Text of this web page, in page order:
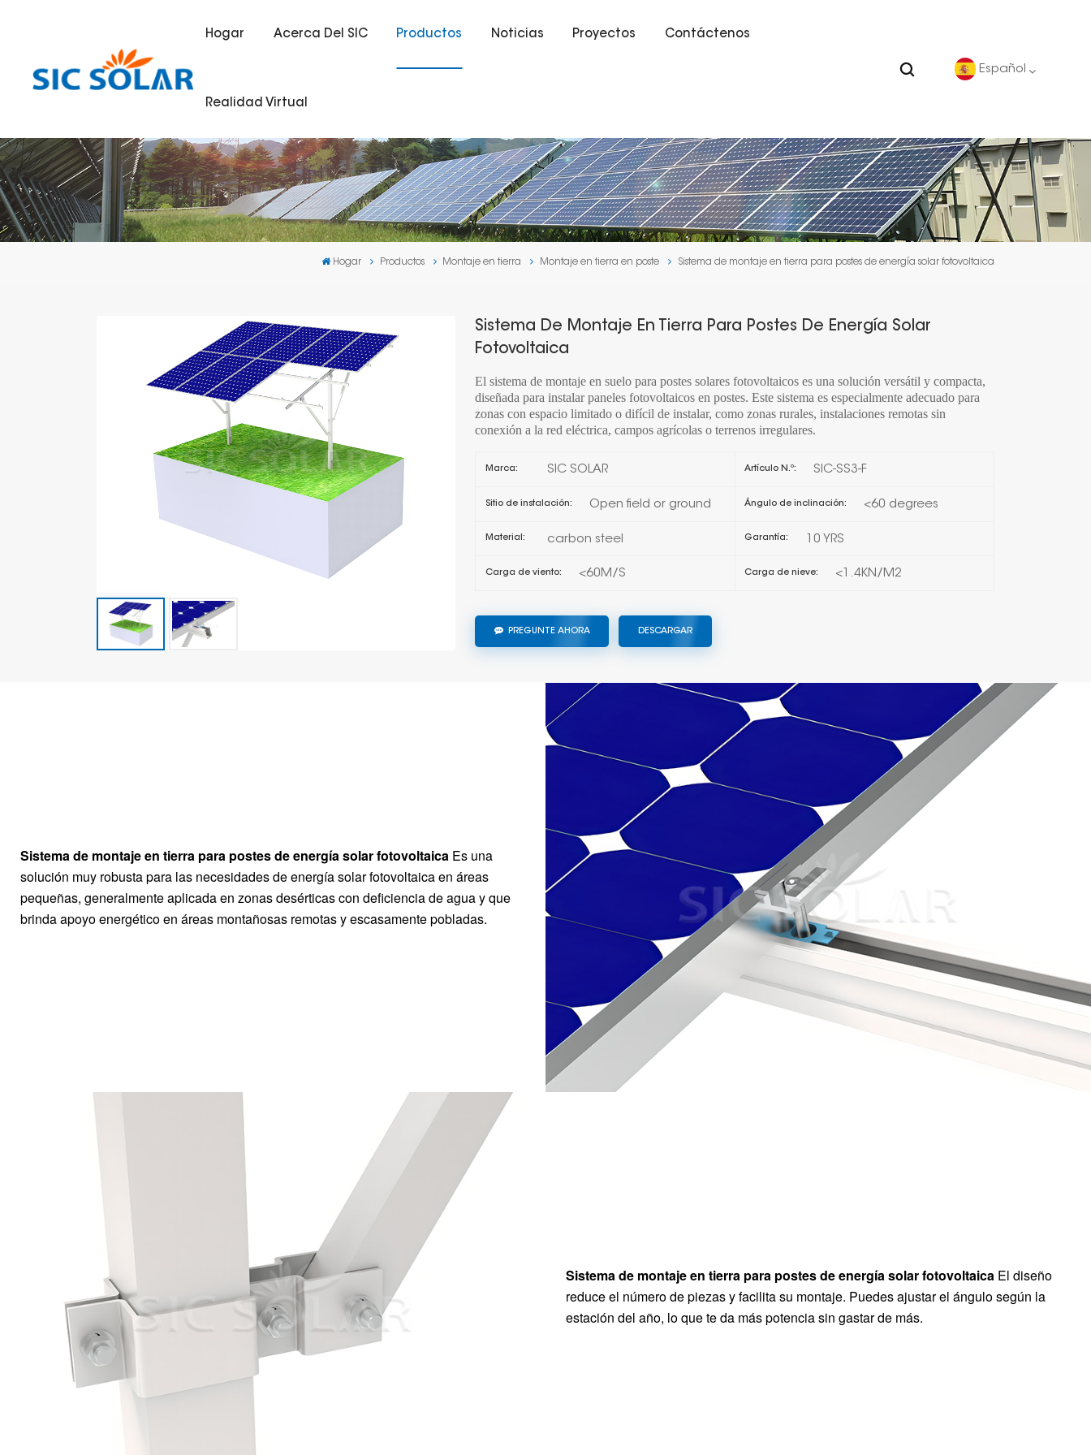
Hogar Acerca Del SIC Productos Noticias Proyectos Contáctenos
Realidad Virtual
Español
English
Deutsch
español
português
Hogar Productos Montaje en tierra Montaje en tierra en poste Sistema de montaje en tierra para postes de energía solar fotovoltaica
Sistema De Montaje En Tierra Para Postes De Energía Solar
Fotovoltaica
El sistema de montaje en suelo para postes solares fotovoltaicos es una solución versátil y compacta,
diseñada para instalar paneles fotovoltaicos en postes. Este sistema es especialmente adecuado para
zonas con espacio limitado o difícil de instalar, como zonas rurales, instalaciones remotas sin
conexión a la red eléctrica, campos agrícolas o terrenos irregulares.
Marca: SIC SOLAR Artículo N.º: SIC-SS3-F
Sitio de instalación: Open field or ground Ángulo de inclinación: <60 degrees
Material: carbon steel Garantía: 10 YRS
Carga de viento: <60M/S Carga de nieve: <1.4KN/M2
PREGUNTE AHORA DESCARGAR
Sistema de montaje en tierra para postes de energía solar fotovoltaica Es una
solución muy robusta para las necesidades de energía solar fotovoltaica en áreas
pequeñas, generalmente aplicada en zonas desérticas con deficiencia de agua y que
brinda apoyo energético en áreas montañosas remotas y escasamente pobladas.
Sistema de montaje en tierra para postes de energía solar fotovoltaica El diseño
reduce el número de piezas y facilita su montaje. Puedes ajustar el ángulo según la
estación del año, lo que te da más potencia sin gastar de más.